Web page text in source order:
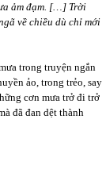
ảm đạm. […] Trời
về chiều dù chỉ mới
trong truyện ngắn
ảo, trong trẻo, say
cơn mưa trở đi trở
đã đan dệt thành